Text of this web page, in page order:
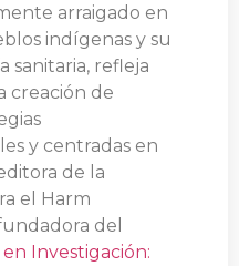
arraigado en
indígenas y su
sanitaria, refleja
creación de
y centradas en
de la
el Harm
del
Investigación: